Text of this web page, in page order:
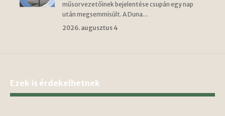
műsorvezetőinek bejelentése csupán egy nap
után megsemmisült. A Duna…
2026. augusztus 4
Ezek is érdekelhetnek